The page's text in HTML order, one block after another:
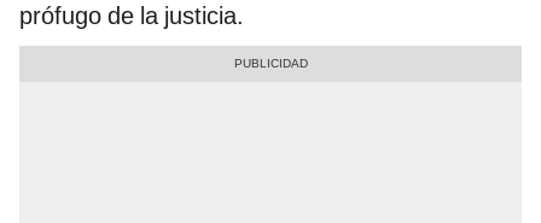
prófugo de la justicia.